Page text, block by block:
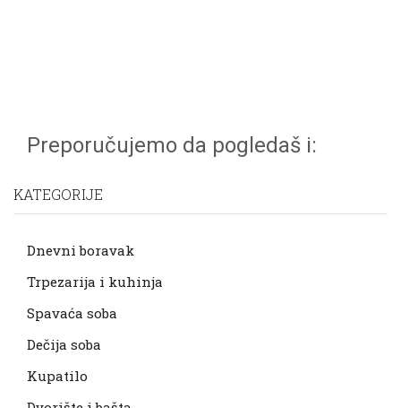
Preporučujemo da pogledaš i:
KATEGORIJE
Dnevni boravak
Trpezarija i kuhinja
Spavaća soba
Dečija soba
Kupatilo